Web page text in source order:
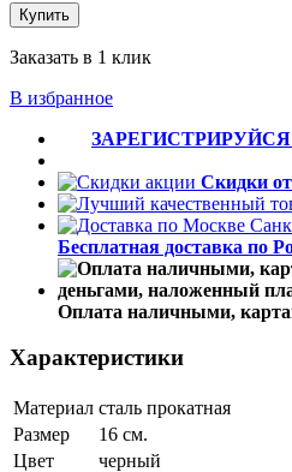
Купить
Заказать в 1 клик
В избранное
Скидки
Бесплатная доставка по
Оплата наличными,
Характеристики
Материал сталь прокатная
Размер
16 см.
Цвет
черный